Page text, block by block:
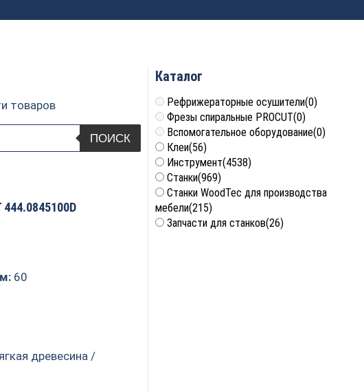
товаров
ПОИСК
60
древесина /
Каталог
Рефрижераторные осушители(0)
Фрезы спиральные PROCUT(0)
Вспомогательное оборудование(0)
Клеи(56)
Инструмент(4538)
Станки(969)
Станки WoodTec для производства
мебели(215)
Запчасти для станков(26)